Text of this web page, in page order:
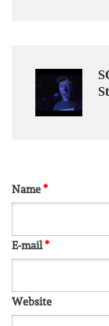
Name*
E-mail*
Website